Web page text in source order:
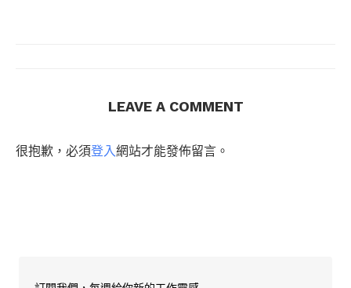
LEAVE A COMMENT
很抱歉，必須登入網站才能發佈留言。